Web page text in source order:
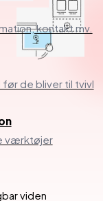
kontakt mv.
de bliver til tvivl
værktøjer
viden